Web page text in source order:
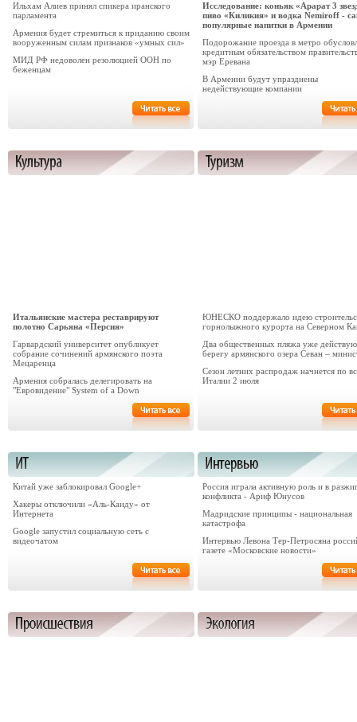
Ильхам Алиев принял спикера иранского
парламента
Армения будет стремиться к приданию своим
вооруженным силам признаков «умных сил»
МИД РФ недоволен резолюцией ООН по
беженцам
Исследование: коньяк «Арарат 3
пиво «Киликия» и водка Nemiroff -
популярные напитки в Армении
Подорожание проезда в метро
кредитным обязательством
мэр Еревана
В Армении будут упразднены
недействующие компании
Итальянские мастера реставрируют
полотно Сарьяна «Персия»
Гарвардский университет опубликует
собрание сочинений армянского поэта
Мецаренца
Армения собралась делегировать на
"Евровидение" System of a Down
ЮНЕСКО поддержало идею
горнолыжного курорта на Северном
Два общественных пляжа уже
берегу армянского озера Севан –
Сезон летних распродаж начнется по
Италии 2 июля
Китай уже заблокировал Google+
Хакеры отключили «Аль-Каиду» от
Интернета
Google запустил социальную сеть с
видеочатом
Россия играла активную роль и в
конфликта - Ариф Юнусов
Мадридские принципы - национальная
катастрофа
Интервью Левона Тер-Петросяна
газете «Московские новости»